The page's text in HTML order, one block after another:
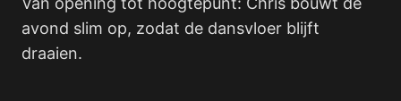
avond slim op, zodat de dansvloer blijft
draaien.